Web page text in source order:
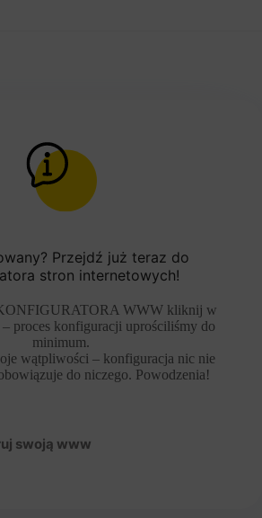
Przejdź już teraz do
stron internetowych!
WWW kliknij w
proces konfiguracji uprościliśmy do
minimum.
wątpliwości – konfiguracja nic nie
do niczego. Powodzenia!
swoją www